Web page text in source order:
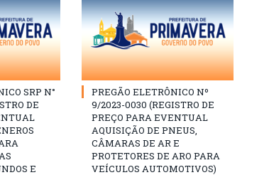
SRP N°
DE
E
PREGÃO ELETRÔNICO Nº
9/2023-0030 (REGISTRO DE
PREÇO PARA EVENTUAL
AQUISIÇÃO DE PNEUS,
CÂMARAS DE AR E
PROTETORES DE ARO PARA
VEÍCULOS AUTOMOTIVOS)